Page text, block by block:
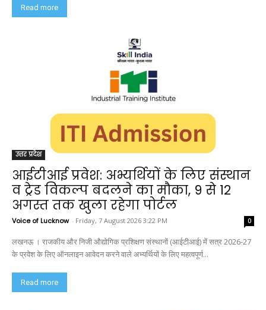
Read more
उत्तर प्रदेश
आईटीआई प्रवेश: अभ्यर्थियों के लिए संस्थान
व ट्रेड विकल्प बदलने का मौका, 9 से 12
अगस्त तक खुला रहेगा पोर्टल
Voice of Lucknow - Friday, 7 August 2026 3:22 PM 0
लखनऊ । राजकीय और निजी औद्योगिक प्रशिक्षण संस्थानों (आईटीआई) में सत्र 2026-27
के प्रवेश के लिए ऑनलाइन आवेदन करने वाले अभ्यर्थियों के लिए महत्वपूर्ण...
Read more